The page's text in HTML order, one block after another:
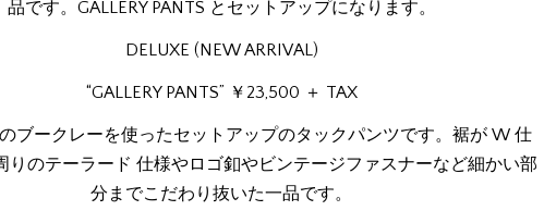
品です。GALLERY PANTS とセットアップになります。
DELUXE (NEW ARRIVAL)
“GALLERY PANTS” ￥23,500 ＋ TAX
ブークレーを使ったセットアップのタックパンツです。裾が W 仕
りのテーラード 仕様やロゴ釦やビンテージファスナーなど細かい部
分までこだわり抜いた一品です。